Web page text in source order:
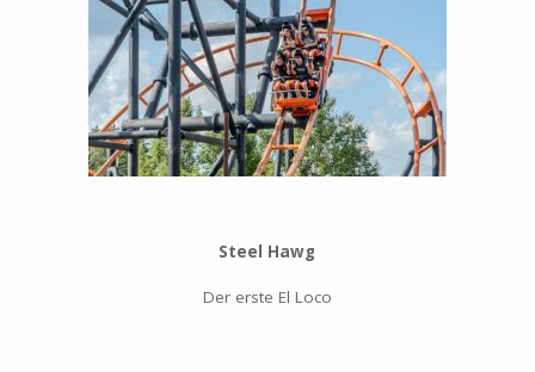
Steel Hawg
Der erste El Loco